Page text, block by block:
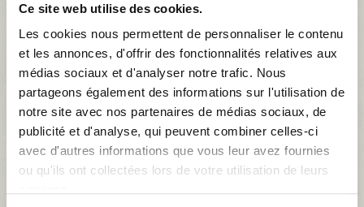
Ce site web utilise des cookies.
Les cookies nous permettent de personnaliser le contenu
et les annonces, d'offrir des fonctionnalités relatives aux
médias sociaux et d'analyser notre trafic. Nous
partageons également des informations sur l'utilisation de
notre site avec nos partenaires de médias sociaux, de
publicité et d'analyse, qui peuvent combiner celles-ci
avec d'autres informations que vous leur avez fournies
ou qu'ils ont collectées lors de votre utilisation de leurs
Tri --
Résultats 1 - 3 sur 3.
ensemble 2 garnitures de sièges avant...
ensemble de 2 garnitures de sièges avant renault estafette en simili